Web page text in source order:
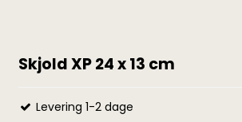
Skjold XP 24 x 13 cm
Levering 1-2 dage